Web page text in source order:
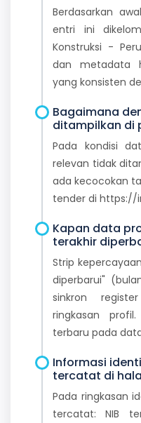
Berdasarkan
entri ini
Konstruksi -
dan metadata
yang konsisten
Bagaimana
ditampilkan di
Pada kondisi
relevan tidak
ada kecocokan
tender di https://
Kapan data
terakhir
Strip
diperbarui"
sinkron
ringkasan
terbaru pada
Informasi
tercatat di
Pada ringkasan
tercatat: NIB